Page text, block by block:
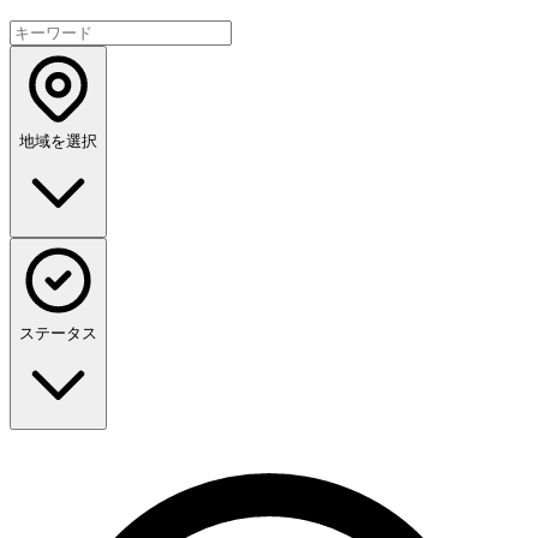
地域を選択
ステータス